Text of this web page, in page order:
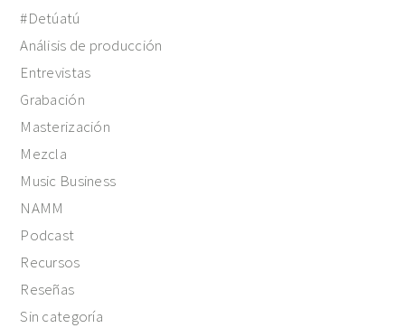
#Detúatú
Análisis de producción
Entrevistas
Grabación
Masterización
Mezcla
Music Business
NAMM
Podcast
Recursos
Reseñas
Sin categoría